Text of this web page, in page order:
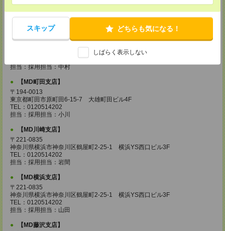
スキップ どちらも気になる！
しばらく表示しない
東京都新宿区西新宿1-25-1 新宿センタービル30F
TEL：0120514202
担当：採用担当：三浦
東京都立川市柴崎町3-10-5 大雅ビル4F
担当：採用担当：中村
【MD町田支店】
〒194-0013
東京都町田市原町田6-15-7 大雄町田ビル4F
TEL：0120514202
担当：採用担当：小川
【MD川崎支店】
〒221-0835
神奈川県横浜市神奈川区鶴屋町2-25-1 横浜YS西口ビル3F
TEL：0120514202
担当：採用担当：岩間
【MD横浜支店】
〒221-0835
神奈川県横浜市神奈川区鶴屋町2-25-1 横浜YS西口ビル3F
TEL：0120514202
担当：採用担当：山田
【MD藤沢支店】